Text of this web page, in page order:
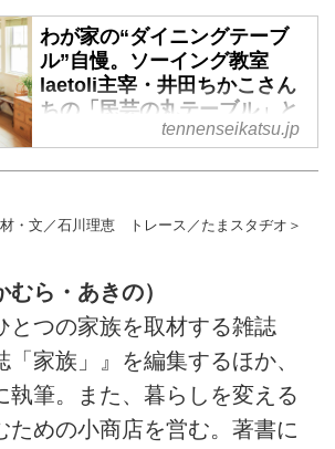
らいました。（天然生活2022年
10月号掲載）
食事をしたり、ゆっくりお茶をし
たり、仕事をしたり。家族が集う
ダイニングテーブルからは、その
家庭の個性が見えてきます。自慢
のダイニングテーブルを
「solxsol」 の久保浩司さん、松
山美紗さんに見せてもらいまし
載）
わが家の“ダイニングテーブ
ル”自慢。ソーイング教室
laetoli主宰・井田ちかこさん
ちの「民芸の丸テーブル」と
間取り - 天然生活web
食事をしたり、ゆっくりお茶をし
ダイニングテーブルからは、その
グ教室「laetoli」主宰の井田ちか
こさんに見せてもらいました。
（天然生活2022年10月号掲載）
tennenseikatsu.jp
・文／石川理恵 トレース／たまスタヂオ＞
ら・あきの）
とつの家族を取材する雑誌
「家族」』を編集するほか、
執筆。また、暮らしを変える
ための小商店を営む。著書に